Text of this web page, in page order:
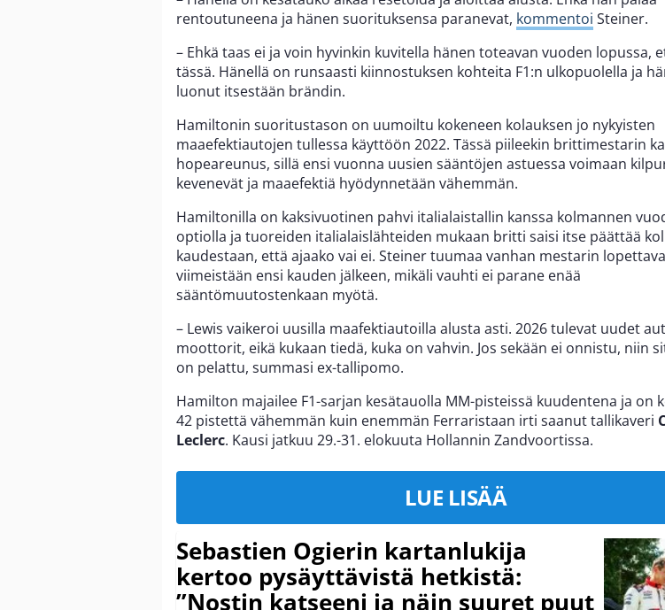
rentoutuneena ja hänen suorituksensa paranevat, kommentoi Steiner.
– Ehkä taas ei ja voin hyvinkin kuvitella hänen toteavan vuoden lopussa,
tässä. Hänellä on runsaasti kiinnostuksen kohteita F1:n ulkopuolella ja
luonut itsestään brändin.
Hamiltonin suoritustason on uumoiltu kokeneen kolauksen jo nykyisten
maaefektiautojen tullessa käyttöön 2022. Tässä piileekin brittimestarin
hopeareunus, sillä ensi vuonna uusien sääntöjen astuessa voimaan
kevenevät ja maaefektiä hyödynnetään vähemmän.
Hamiltonilla on kaksivuotinen pahvi italialaistallin kanssa kolmannen
optiolla ja tuoreiden italialaislähteiden mukaan britti saisi itse päättää
kaudestaan, että ajaako vai ei. Steiner tuumaa vanhan mestarin
viimeistään ensi kauden jälkeen, mikäli vauhti ei parane enää
sääntömuutostenkaan myötä.
– Lewis vaikeroi uusilla maafektiautoilla alusta asti. 2026 tulevat uudet
moottorit, eikä kukaan tiedä, kuka on vahvin. Jos sekään ei onnistu, niin
on pelattu, summasi ex-tallipomo.
Hamilton majailee F1-sarjan kesätauolla MM-pisteissä kuudentena ja on
42 pistettä vähemmän kuin enemmän Ferraristaan irti saanut tallikaveri
Leclerc. Kausi jatkuu 29.-31. elokuuta Hollannin Zandvoortissa.
LUE LISÄÄ
Sebastien Ogierin kartanlukija
kertoo pysäyttävistä hetkistä:
”Nostin katseeni ja näin suuret puut